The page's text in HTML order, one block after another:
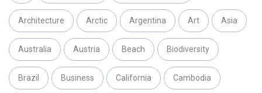
Architecture Arctic Argentina Art Asia
Australia Austria Beach Biodiversity
Brazil Business California Cambodia